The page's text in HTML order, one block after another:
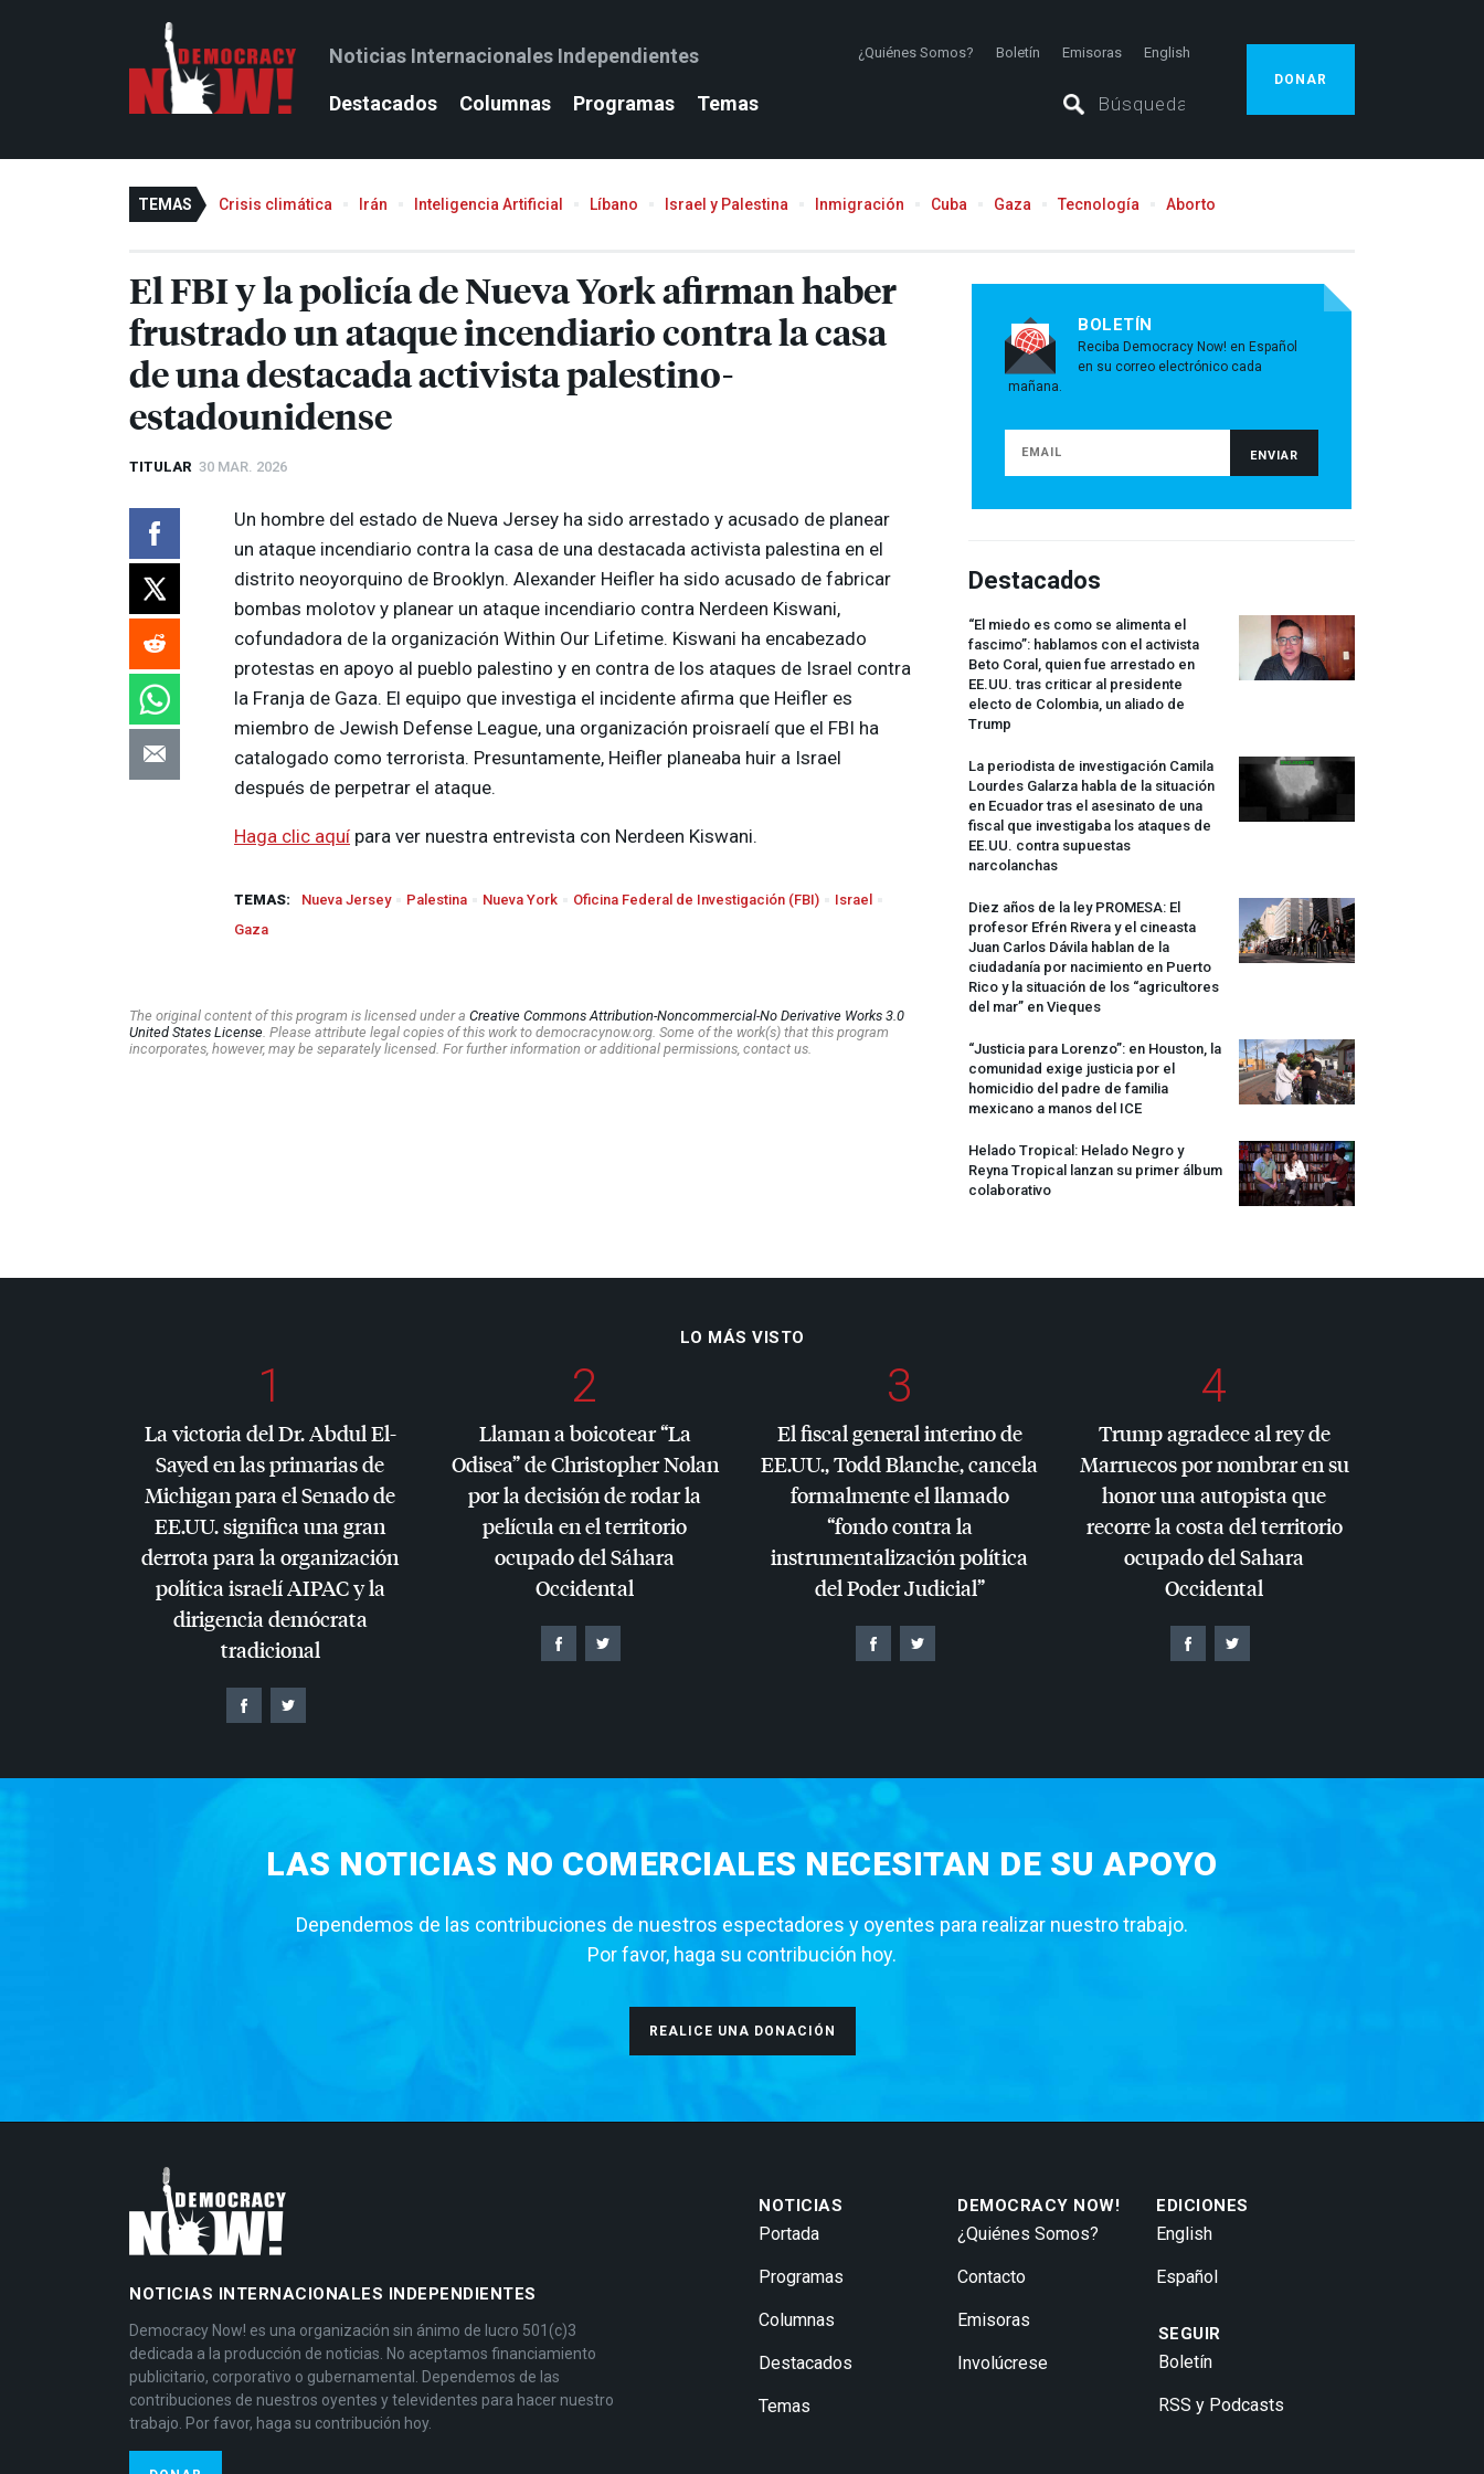
Noticias Internacionales Independientes ¿Quiénes Somos? Boletín Emisoras English
Destacados Columnas Programas Temas
DONAR
TEMAS Crisis climática Irán Inteligencia Artificial Líbano Israel y Palestina Inmigración Cuba Gaza Tecnología Aborto
ElFBIy la policía de Nueva York afirman haber
frustrado un ataque incendiario contra la casa
de una destacada activista palestino-
estadounidense
TITULAR 30 MAR. 2026
Un hombre del estado de Nueva Jersey ha sido arrestado y acusado de planear
un ataque incendiario contra la casa de una destacada activista palestina en el
distrito neoyorquino de Brooklyn. Alexander Heifler ha sido acusado de fabricar
bombas molotov y planear un ataque incendiario contra Nerdeen Kiswani,
cofundadora de la organización Within Our Lifetime. Kiswani ha encabezado
protestas en apoyo al pueblo palestino y en contra de los ataques de Israel contra
la Franja de Gaza. El equipo que investiga el incidente afirma que Heifler es
miembro de Jewish Defense League, una organización proisraelí que el FBI ha
catalogado como terrorista. Presuntamente, Heifler planeaba huir a Israel
después de perpetrar el ataque.
Haga clic aquí para ver nuestra entrevista con Nerdeen Kiswani.
TEMAS: Nueva Jersey Palestina Nueva York Oficina Federal de Investigación (FBI)
Israel
Gaza
The original content of this program is licensed under a Creative Commons Attribution-Noncommercial-No Derivative Works 3.0
United States License . Please attribute legal copies of this work to democracynow.org. Some of the work(s) that this program
incorporates, however, may be separately licensed. For further information or additional permissions, contact us.
BOLETÍN
Reciba Democracy Now! en Español
en su correo electrónico cada
mañana.
Destacados
“El miedo es como se alimenta el
fascimo”: hablamos con el activista
Beto Coral, quien fue arrestado en
EE.UU. tras criticar al presidente
electo de Colombia, un aliado de
Trump
La periodista de investigación Camila
Lourdes Galarza habla de la situación
en Ecuador tras el asesinato de una
fiscal que investigaba los ataques de
EE.UU. contra supuestas
narcolanchas
Diez años de la ley PROMESA: El
profesor Efrén Rivera y el cineasta
Juan Carlos Dávila hablan de la
ciudadanía por nacimiento en Puerto
Rico y la situación de los “agricultores
del mar” en Vieques
“Justicia para Lorenzo”: en Houston, la
comunidad exige justicia por el
homicidio del padre de familia
mexicano a manos del ICE
Helado Tropical: Helado Negro y
Reyna Tropical lanzan su primer álbum
colaborativo
LO MÁS VISTO
1
La victoria del Dr. Abdul El-
Sayed en las primarias de
Michigan para el Senado de
EE.UU. significa una gran
derrota para la organización
política israelíAIPACy la
dirigencia demócrata
tradicional
2
Llaman a boicotear “La
Odisea” de Christopher Nolan
por la decisión de rodar la
película en el territorio
ocupado del Sáhara
Occidental
3
El fiscal general interino de
EE.UU., Todd Blanche, cancela
formalmente el llamado
“fondo contra la
instrumentalización política
del Poder Judicial”
4
Trump agradece al rey de
Marruecos por nombrar en su
honor una autopista que
recorre la costa del territorio
ocupado del Sahara
Occidental
LAS NOTICIAS NO COMERCIALES NECESITAN DE SU APOYO
Dependemos de las contribuciones de nuestros espectadores y oyentes para realizar nuestro trabajo.
Por favor, haga su contribución hoy.
REALICE UNA DONACIÓN
NOTICIAS INTERNACIONALES INDEPENDIENTES
Democracy Now! es una organización sin ánimo de lucro 501(c)3
dedicada a la producción de noticias. No aceptamos financiamiento
publicitario, corporativo o gubernamental. Dependemos de las
contribuciones de nuestros oyentes y televidentes para hacer nuestro
trabajo. Por favor, haga su contribución hoy.
NOTICIAS
Portada
Programas
Columnas
Destacados
Temas
DEMOCRACY NOW!
¿Quiénes Somos?
Contacto
Emisoras
Involúcrese
EDICIONES
English
Español
SEGUIR
Boletín
RSS y Podcasts